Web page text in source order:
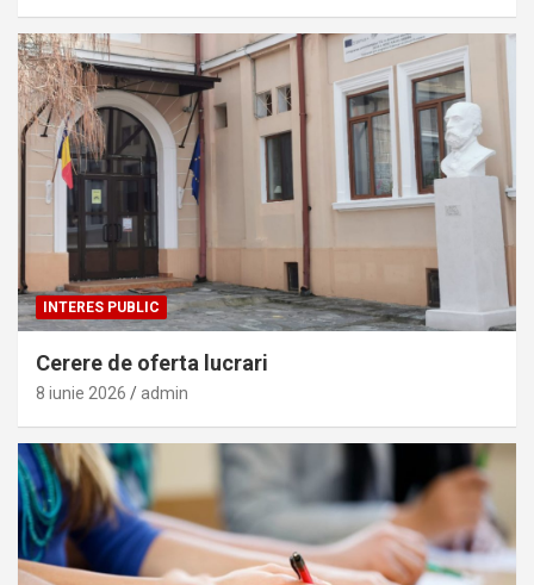
INTERES PUBLIC
Cerere de oferta lucrari
8 iunie 2026 admin